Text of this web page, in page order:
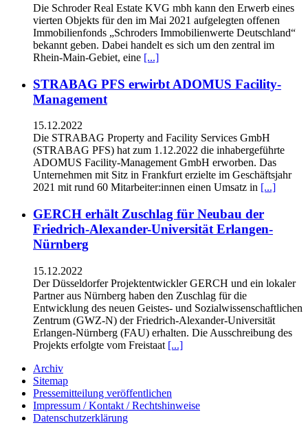
Die Schroder Real Estate KVG mbh kann den Erwerb eines
vierten Objekts für den im Mai 2021 aufgelegten offenen
Immobilienfonds „Schroders Immobilienwerte Deutschland“
bekannt geben. Dabei handelt es sich um den zentral im
Rhein-Main-Gebiet, eine [...]
STRABAG PFS erwirbt ADOMUS Facility-
Management
15.12.2022
Die STRABAG Property and Facility Services GmbH
(STRABAG PFS) hat zum 1.12.2022 die inhabergeführte
ADOMUS Facility-Management GmbH erworben. Das
Unternehmen mit Sitz in Frankfurt erzielte im Geschäftsjahr
2021 mit rund 60 Mitarbeiter:innen einen Umsatz in [...]
GERCH erhält Zuschlag für Neubau der
Friedrich-Alexander-Universität Erlangen-
Nürnberg
15.12.2022
Der Düsseldorfer Projektentwickler GERCH und ein lokaler
Partner aus Nürnberg haben den Zuschlag für die
Entwicklung des neuen Geistes- und Sozialwissenschaftlichen
Zentrum (GWZ-N) der Friedrich-Alexander-Universität
Erlangen-Nürnberg (FAU) erhalten. Die Ausschreibung des
Projekts erfolgte vom Freistaat [...]
Archiv
Sitemap
Pressemitteilung veröffentlichen
Impressum / Kontakt / Rechtshinweise
Datenschutzerklärung